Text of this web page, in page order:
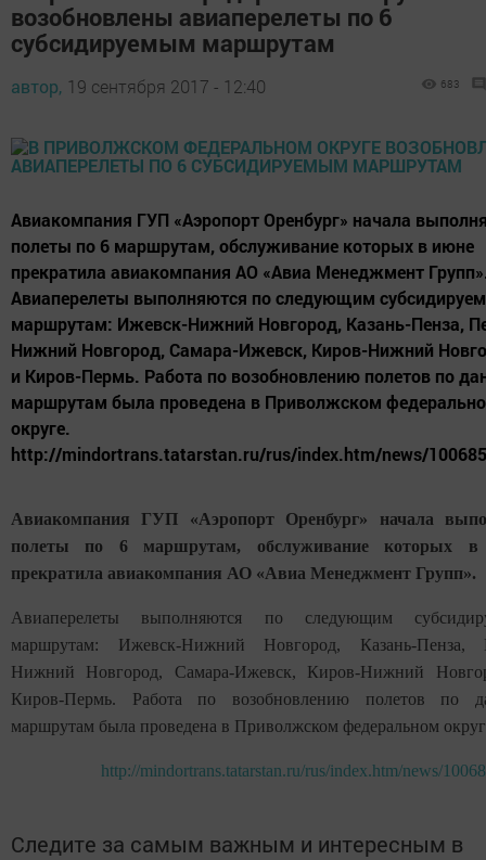
возобновлены авиаперелеты по 6
субсидируемым маршрутам
автор, 19 сентября 2017 - 12:40 683
Авиакомпания ГУП «Аэропорт Оренбург» начала
полеты по 6 маршрутам, обслуживание которых в июне
прекратила авиакомпания АО «Авиа Менеджмент
Авиаперелеты выполняются по следующим
маршрутам: Ижевск-Нижний Новгород, Казань-Пенза,
Нижний Новгород, Самара-Ижевск, Киров-Нижний
и Киров-Пермь. Работа по возобновлению полетов по
маршрутам была проведена в Приволжском
округе.
http://mindortrans.tatarstan.ru/rus/index.htm/news/
Авиакомпания ГУП «Аэропорт Оренбург» начала
полеты по 6 маршрутам, обслуживание которых
прекратила авиакомпания АО «Авиа Менеджмент Групп».
Авиаперелеты выполняются по следующим
маршрутам: Ижевск-Нижний Новгород, Казань-Пенза,
Нижний Новгород, Самара-Ижевск, Киров-Нижний
Киров-Пермь. Работа по возобновлению полетов по
маршрутам была проведена в Приволжском федеральном
http://mindortrans.tatarstan.ru/rus/index.htm/news/
Следите за самым важным и интересным в